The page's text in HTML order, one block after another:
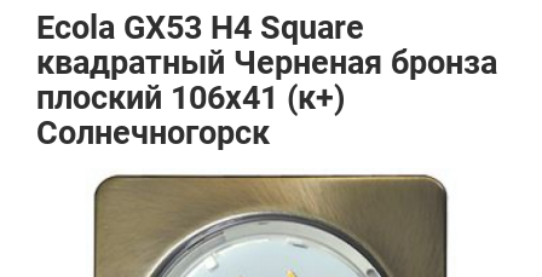
Ecola GX53 H4 Square
квадратный Черненая бронза
плоский 106x41 (к+)
Солнечногорск